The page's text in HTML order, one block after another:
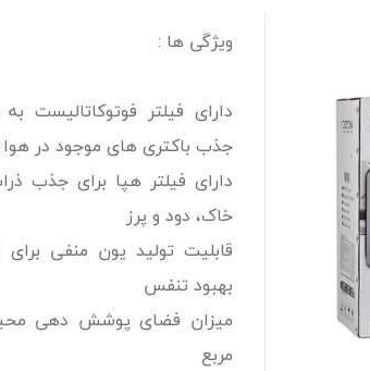
ویژگی ها :
جذب باکتری های موجود در
دارای فیلتر هپا برای جذب
خاک، دود و پرز
قابلیت تولید یون منفی
بهبود تنفس
مربع